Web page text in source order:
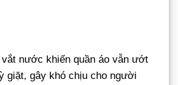
vắt nước khiến quần áo vẫn ướt
giặt, gây khó chịu cho người